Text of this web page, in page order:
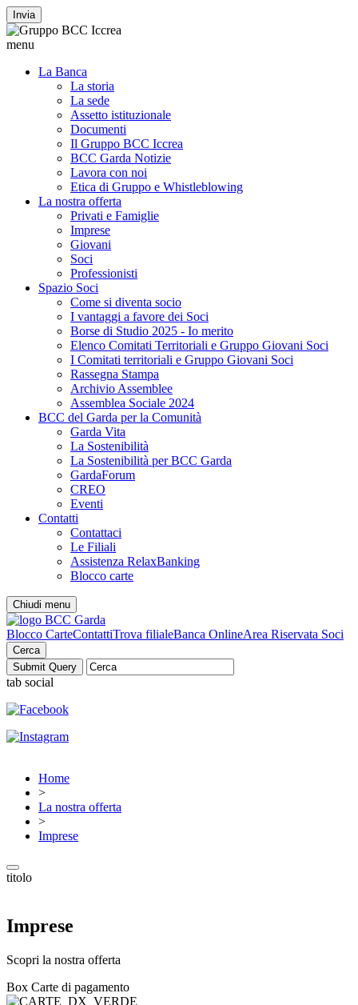
Invia
menu
La Banca
La storia
La sede
Assetto istituzionale
Documenti
Il Gruppo BCC Iccrea
BCC Garda Notizie
Lavora con noi
Etica di Gruppo e Whistleblowing
La nostra offerta
Privati e Famiglie
Imprese
Giovani
Soci
Professionisti
Spazio Soci
Come si diventa socio
I vantaggi a favore dei Soci
Borse di Studio 2025 - Io merito
Elenco Comitati Territoriali e Gruppo Giovani Soci
I Comitati territoriali e Gruppo Giovani Soci
Rassegna Stampa
Archivio Assemblee
Assemblea Sociale 2024
BCC del Garda per la Comunità
Garda Vita
La Sostenibilità
La Sostenibilità per BCC Garda
GardaForum
CREO
Eventi
Contatti
Contattaci
Le Filiali
Assistenza RelaxBanking
Blocco carte
Chiudi menu
Blocco CarteContattiTrova filialeBanca OnlineArea Riservata Soci
Cerca
tab social
Home
>
La nostra offerta
>
Imprese
titolo
Imprese
Scopri la nostra offerta
Box Carte di pagamento